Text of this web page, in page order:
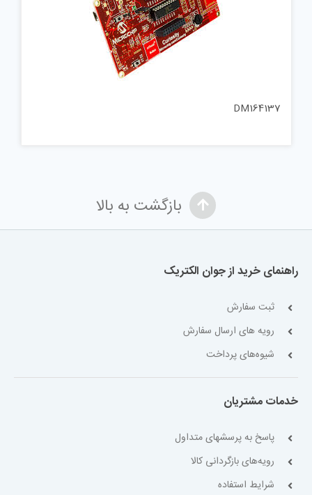
DM164137
بازگشت به بالا
راهنمای خرید از جوان الکتریک
ثبت سفارش
رویه های ارسال سفارش
شیوه‌های پرداخت
خدمات مشتریان
پاسخ به پرسشهای متداول
رویه‌های بازگردانی کالا
شرایط استفاده